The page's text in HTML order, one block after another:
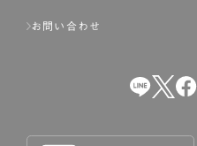
お問い合わせ